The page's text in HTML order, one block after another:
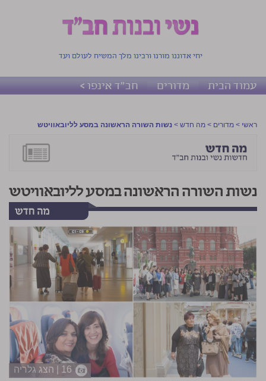
יחי אדוננו מורנו ורבינו מלך המשיח לעולם ועד
עמוד הבית מדורים חב"ד אינפו >
ראשי > מדורים > מה חדש > נשות השורה הראשונה במסע לליובאוויטש
נשות השורה הראשונה במסע לליובאוויטש
16 | הצג גלריה